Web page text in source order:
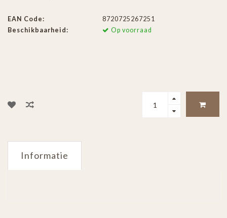
EAN Code:
8720725267251
Beschikbaarheid:
Op voorraad
Informatie